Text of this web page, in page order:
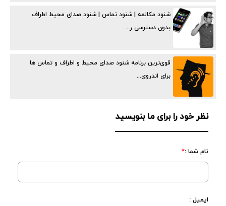
شنود مکالمه | شنود تماس | شنود صدای محیط اطراف
بدون دسترسی ر...
قوی‌ترین برنامه شنود صدای محیط و اطراف و تماس ها
برای اندروی...
نظر خود را برای ما بنویسید
نام شما :*
ایمیل :